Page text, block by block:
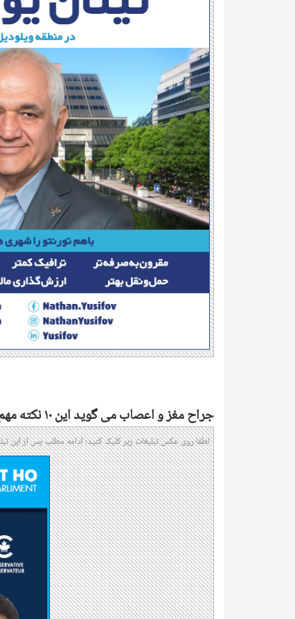
جراح مغز و اعصاب می گوید این ۱۰ نکته مهم سلامت نگاه داشتن مغز با افزایش سن را حتما رعایت کنید
لطفا روی عکس تبلیغات زیر کلیک کنید؛ ادامه مطلب پس از این